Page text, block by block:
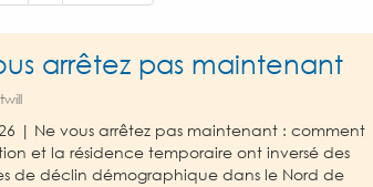
arrêtez pas maintenant
| Ne vous arrêtez pas maintenant : comment
et la résidence temporaire ont inversé des
de déclin démographique dans le Nord de